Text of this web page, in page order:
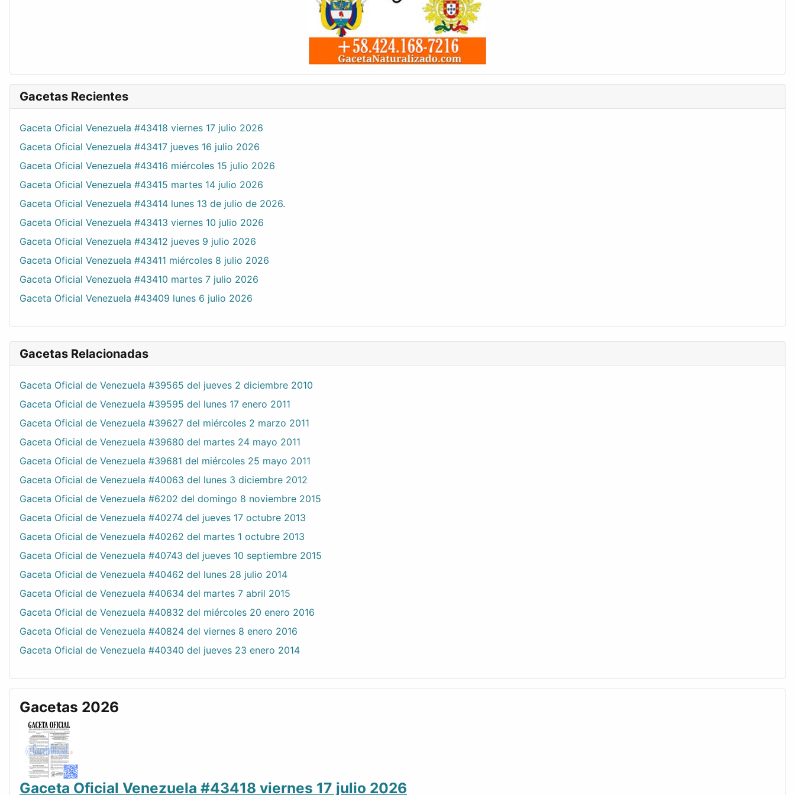
Gacetas Recientes
Gaceta Oficial Venezuela #43418 viernes 17 julio 2026
Gaceta Oficial Venezuela #43417 jueves 16 julio 2026
Gaceta Oficial Venezuela #43416 miércoles 15 julio 2026
Gaceta Oficial Venezuela #43415 martes 14 julio 2026
Gaceta Oficial Venezuela #43414 lunes 13 de julio de 2026.
Gaceta Oficial Venezuela #43413 viernes 10 julio 2026
Gaceta Oficial Venezuela #43412 jueves 9 julio 2026
Gaceta Oficial Venezuela #43411 miércoles 8 julio 2026
Gaceta Oficial Venezuela #43410 martes 7 julio 2026
Gaceta Oficial Venezuela #43409 lunes 6 julio 2026
Gacetas Relacionadas
Gaceta Oficial de Venezuela #39565 del jueves 2 diciembre 2010
Gaceta Oficial de Venezuela #39595 del lunes 17 enero 2011
Gaceta Oficial de Venezuela #39627 del miércoles 2 marzo 2011
Gaceta Oficial de Venezuela #39680 del martes 24 mayo 2011
Gaceta Oficial de Venezuela #39681 del miércoles 25 mayo 2011
Gaceta Oficial de Venezuela #40063 del lunes 3 diciembre 2012
Gaceta Oficial de Venezuela #6202 del domingo 8 noviembre 2015
Gaceta Oficial de Venezuela #40274 del jueves 17 octubre 2013
Gaceta Oficial de Venezuela #40262 del martes 1 octubre 2013
Gaceta Oficial de Venezuela #40743 del jueves 10 septiembre 2015
Gaceta Oficial de Venezuela #40462 del lunes 28 julio 2014
Gaceta Oficial de Venezuela #40634 del martes 7 abril 2015
Gaceta Oficial de Venezuela #40832 del miércoles 20 enero 2016
Gaceta Oficial de Venezuela #40824 del viernes 8 enero 2016
Gaceta Oficial de Venezuela #40340 del jueves 23 enero 2014
Gacetas 2026
Gaceta Oficial Venezuela #43418 viernes 17 julio 2026